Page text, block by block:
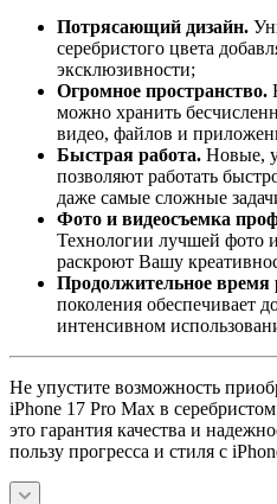
Потрясающий дизайн.
серебристого цвета
эксклюзивности;
Огромное пространство.
можно хранить
видео, файлов и
Быстрая работа. Новые,
позволяют работать
даже самые сложные
Фото и видеосъемка
Технологии лучшей фото
раскроют Вашу
Продолжительное время
поколения обеспечивает
интенсивном
Не упустите возможность
iPhone 17 Pro Max в
это гарантия качества и
пользу прогресса и стиля с